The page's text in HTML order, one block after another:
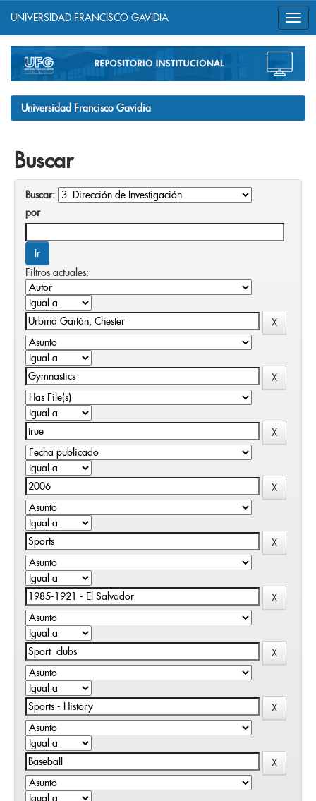
navigation
UNIVERSIDAD FRANCISCO GAVIDIA
Universidad Francisco Gavidia
Buscar
Buscar:
por
Filtros actuales: